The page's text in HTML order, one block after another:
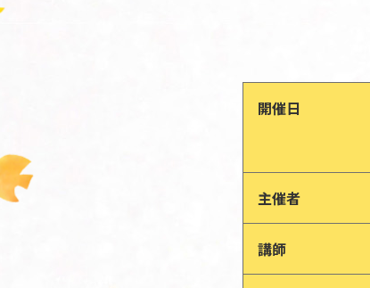
開催日
主催者
講師